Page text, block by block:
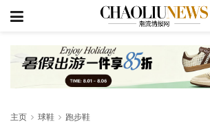
主页 球鞋 跑步鞋